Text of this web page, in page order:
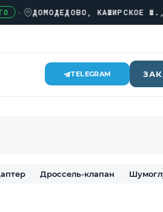
ДОМОДЕДОВО, КАШИРСКОЕ Ш.,
TELEGRAM
Дроссель-клапан